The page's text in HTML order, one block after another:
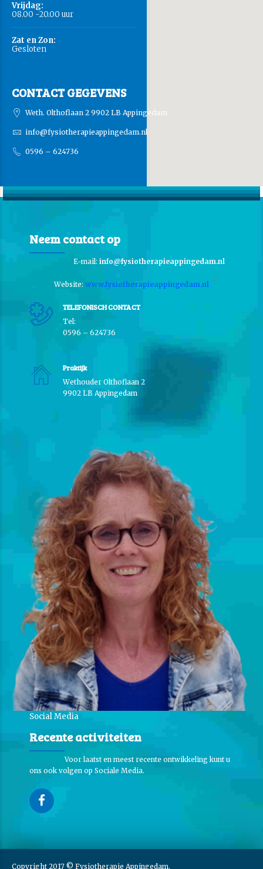
Vrijdag:
08.00 -20.00 uur
Zat en Zon:
Gesloten
CONTACT GEGEVENS
Weth. Olthoflaan 2 9902 LB Appingedam
info@fysiotherapieappingedam.nl
0596 – 624736
Neem contact op
E-mail: info@fysiotherapieappingedam.nl
Website: www.fysiotherapieappingedam.nl
TELEFONISCH CONTACT
Tel:
0596 – 624736
Praktijk
Wethouder Olthoflaan 2
9902 LB Appingedam
Social Media
Recente activiteiten
Voor laatst en meest recente ontwikkeling kunt u
ons ook volgen op Sociale Media.
Copyright 2017 © Fysiotherapie Appingedam.